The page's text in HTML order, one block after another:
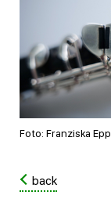
Foto: Franziska Epp
back